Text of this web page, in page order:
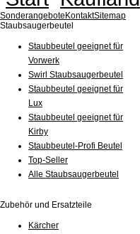
Sonderangebote KontaktSitemap
Staubsaugerbeutel
Staubbeutel geeignet für
Vorwerk
Swirl Staubsaugerbeutel
Staubbeutel geeignet für
Lux
Staubbeutel geeignet für
Kirby
Staubbeutel-Profi Beutel
Top-Seller
Alle Staubsaugerbeutel
Zubehör und Ersatzteile
Kärcher